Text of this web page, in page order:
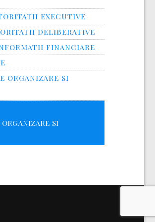
EXECUTIVE
DELIBERATIVE
FINANCIARE
ORGANIZARE SI
SI